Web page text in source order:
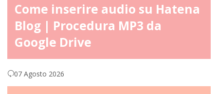
Come inserire audio su Hatena
Blog | Procedura MP3 da
Google Drive
07 Agosto 2026